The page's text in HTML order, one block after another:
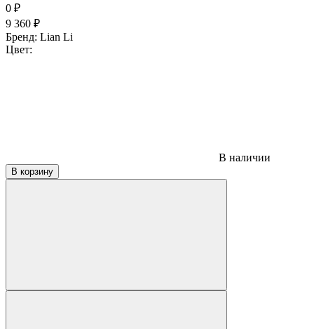
0 ₽
9 360 ₽
Бренд: Lian Li
Цвет:
В наличии
В корзину